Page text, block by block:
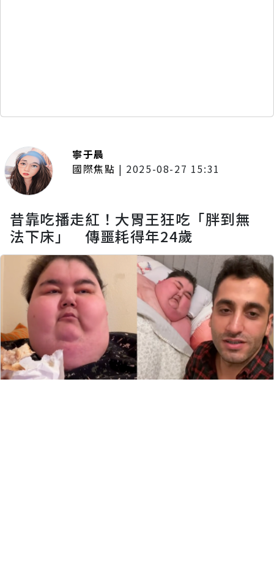
寧于晨
國際焦點 | 2025-08-27 15:31
昔靠吃播走紅！大胃王狂吃「胖到無
法下床」 傳噩耗得年24歲